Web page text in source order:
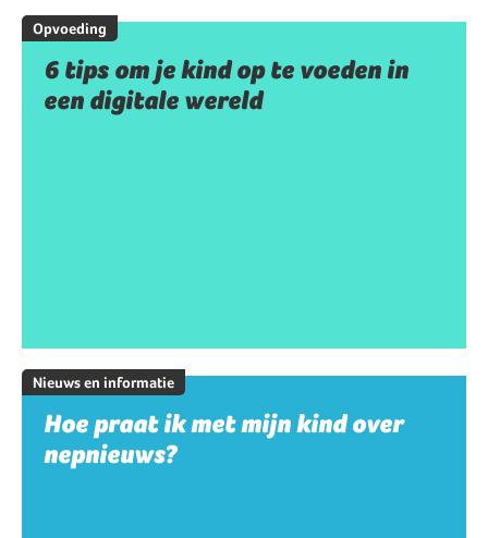
Opvoeding
6 tips om je kind op te voeden in
een digitale wereld
Nieuws en informatie
Hoe praat ik met mijn kind over
nepnieuws?